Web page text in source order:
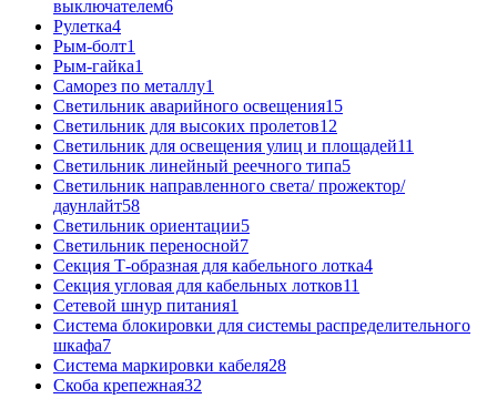
выключателем6
Рулетка4
Рым-болт1
Рым-гайка1
Саморез по металлу1
Светильник аварийного освещения15
Светильник для высоких пролетов12
Светильник для освещения улиц и площадей11
Светильник линейный реечного типа5
Светильник направленного света/ прожектор/
даунлайт58
Светильник ориентации5
Светильник переносной7
Секция Т-образная для кабельного лотка4
Секция угловая для кабельных лотков11
Сетевой шнур питания1
Система блокировки для системы распределительного
шкафа7
Система маркировки кабеля28
Скоба крепежная32